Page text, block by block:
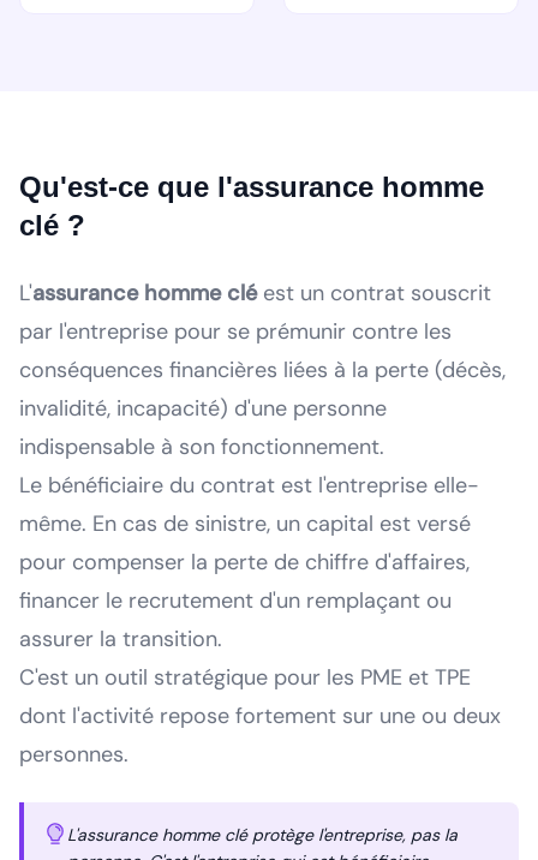
Qu'est-ce que l'assurance homme
clé ?
L'assurance homme cléest un contrat souscrit
par l'entreprise pour se prémunir contre les
conséquences financières liées à la perte (décès,
invalidité, incapacité) d'une personne
indispensable à son fonctionnement.
Le bénéficiaire du contrat est l'entreprise elle-
même. En cas de sinistre, un capital est versé
pour compenser la perte de chiffre d'affaires,
financer le recrutement d'un remplaçant ou
assurer la transition.
C'est un outil stratégique pour les PME et TPE
dont l'activité repose fortement sur une ou deux
personnes.
L'assurance homme clé protège l'entreprise, pas la